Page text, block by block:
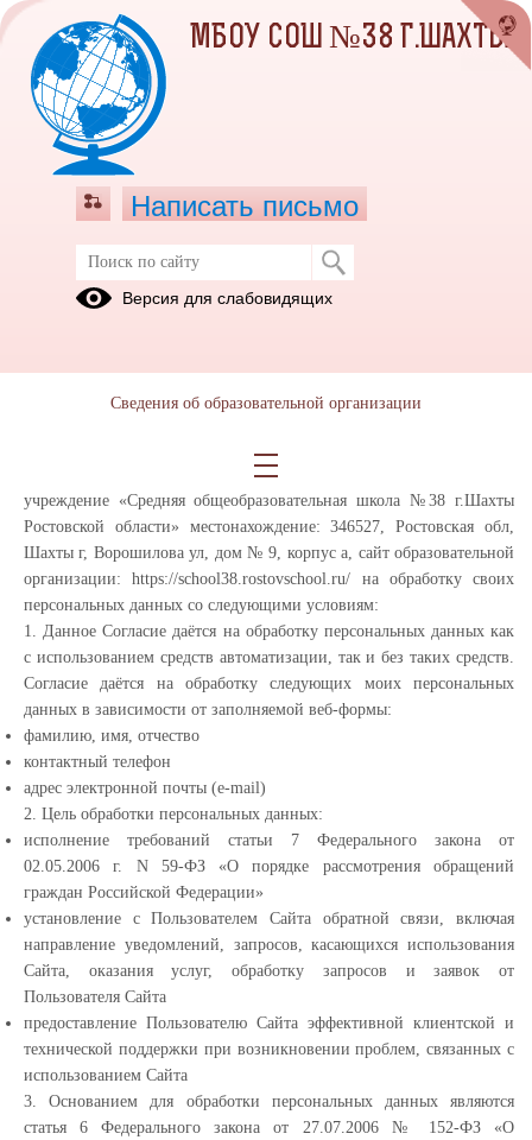
Информированное согласие
посетителя сайта на обработку
Согласие)
согласие муниципальное бюджетное общеобразовательное
учреждение «Средняя общеобразовательная школа №38 г.Шахты
Ростовской области» местонахождение: 346527, Ростовская обл,
Шахты г, Ворошилова ул, дом № 9, корпус а, сайт образовательной
организации: https://school38.rostovschool.ru/ на обработку своих
персональных данных со следующими условиям:
1. Данное Согласие даётся на обработку персональных данных как
с использованием средств автоматизации, так и без таких средств.
Согласие даётся на обработку следующих моих персональных
данных в зависимости от заполняемой веб-формы:
фамилию, имя, отчество
контактный телефон
адрес электронной почты (e-mail)
2. Цель обработки персональных данных:
исполнение требований статьи 7 Федерального закона от
02.05.2006 г. N 59-ФЗ «О порядке рассмотрения обращений
граждан Российской Федерации»
установление с Пользователем Сайта обратной связи, включая
направление уведомлений, запросов, касающихся использования
Сайта, оказания услуг, обработку запросов и заявок от
Пользователя Сайта
предоставление Пользователю Сайта эффективной клиентской и
технической поддержки при возникновении проблем, связанных с
использованием Сайта
3. Основанием для обработки персональных данных являются
статья 6 Федерального закона от 27.07.2006 № 152-ФЗ «О
МБОУ СОШ №38 Г.ШАХТЫ
Написать письмо
Версия для слабовидящих
Сведения об образовательной организации